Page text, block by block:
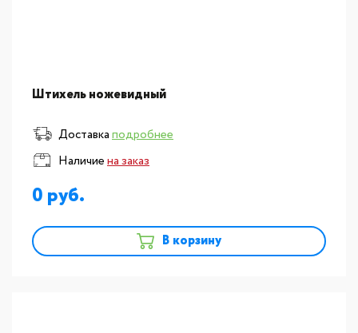
Штихель ножевидный
Доставкаподробнее
Наличиена заказ
0
В корзину